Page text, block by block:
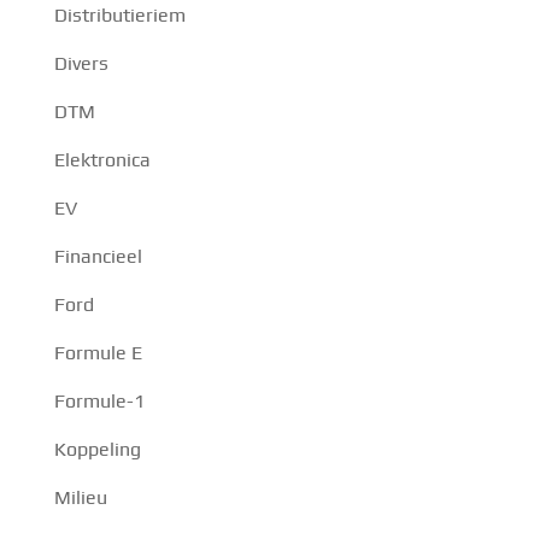
Distributieriem
Divers
DTM
Elektronica
EV
Financieel
Ford
Formule E
Formule-1
Koppeling
Milieu